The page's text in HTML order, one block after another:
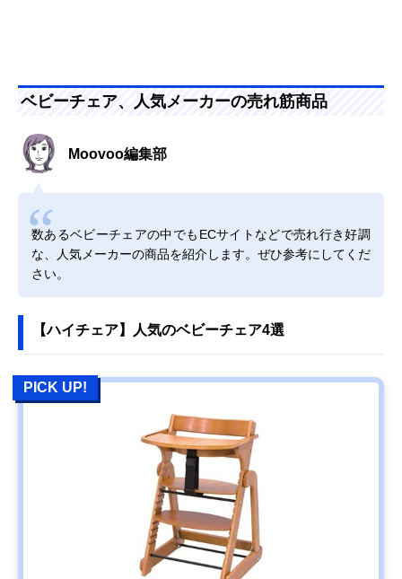
ベビーチェア、人気メーカーの売れ筋商品
Moovoo編集部
数あるベビーチェアの中でもECサイトなどで売れ行き好調
な、人気メーカーの商品を紹介します。ぜひ参考にしてくだ
さい。
【ハイチェア】人気のベビーチェア4選
PICK UP!